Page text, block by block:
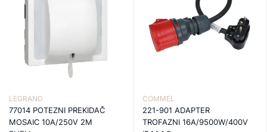
LEGRAND
77014 POTEZNI PREKIDAČ
MOSAIC 10A/250V 2M
COMMEL
221-901 ADAPTER
TROFAZNI 16A/9500W/400V